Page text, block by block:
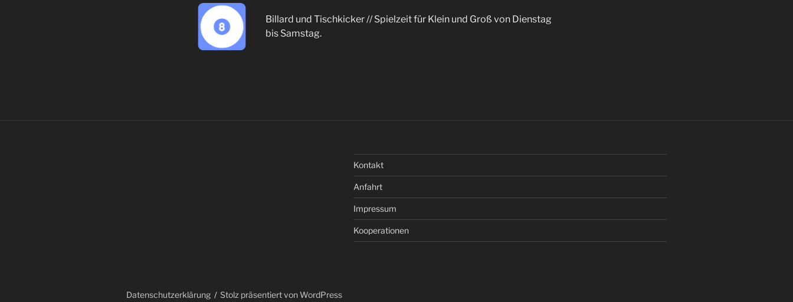
Billard und Tischkicker // Spielzeit für Klein und Groß von Dienstag
bis Samstag.
Kontakt
Anfahrt
Impressum
Kooperationen
Datenschutzerklärung Stolz präsentiert von WordPress